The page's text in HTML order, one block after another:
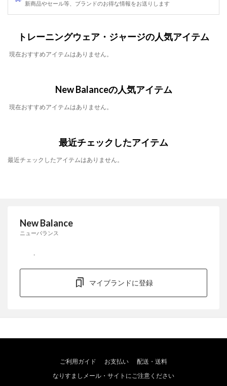
新商品やセール等、ブランドのお得な情報をお送りします
トレーニングウェア・ジャージの人気アイテム
現在おすすめアイテムはありません。
New Balanceの人気アイテム
現在おすすめアイテムはありません。
最近チェックしたアイテム
最近チェックしたアイテムはありません。
New Balance
ニューバランス
マイブランドに登録
ご利用ガイド お支払い
配送・送料
なりすましメール・サイトにご注意ください